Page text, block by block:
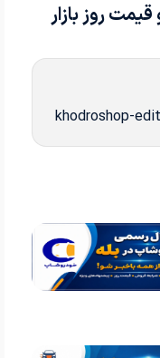
روز بازار
khodroshop-